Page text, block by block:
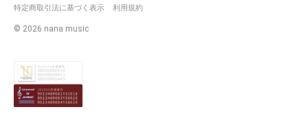
特定商取引法に基づく表示
利用規約
© 2026 nana music